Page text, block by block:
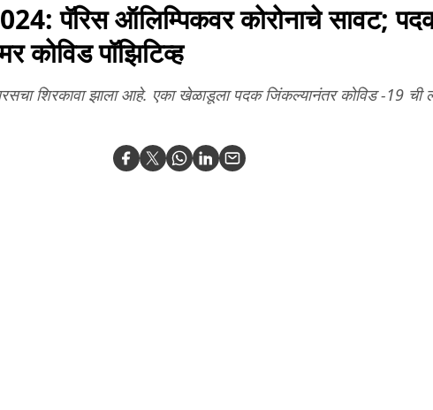
पॅरिस ऑलिम्पिकवर कोरोनाचे सावट;
कोविड पॉझिटिव्ह
शिरकावा झाला आहे. एका खेळाडूला पदक जिंकल्यानंतर कोविड -19 ची